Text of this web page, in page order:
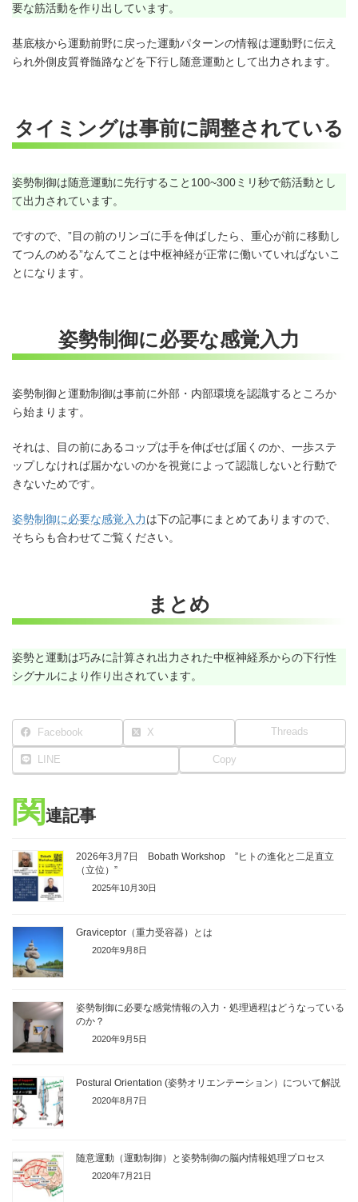
要な筋活動を作り出しています。
基底核から運動前野に戻った運動パターンの情報は運動野に伝え
られ外側皮質脊髄路などを下行し随意運動として出力されます。
タイミングは事前に調整されている
姿勢制御は随意運動に先行すること100~300ミリ秒で筋活動とし
て出力されています。
ですので、”目の前のリンゴに手を伸ばしたら、重心が前に移動し
てつんのめる”なんてことは中枢神経が正常に働いていればないこ
とになります。
姿勢制御に必要な感覚入力
姿勢制御と運動制御は事前に外部・内部環境を認識するところか
ら始まります。
それは、目の前にあるコップは手を伸ばせば届くのか、一歩ステ
ップしなければ届かないのかを視覚によって認識しないと行動で
きないためです。
姿勢制御に必要な感覚入力は下の記事にまとめてありますので、
そちらも合わせてご覧ください。
まとめ
姿勢と運動は巧みに計算され出力された中枢神経系からの下行性
シグナルにより作り出されています。
Facebook X Threads
LINE Copy
関連記事
2026年3月7日 Bobath Workshop ”ヒトの進化と二足直立
（立位）”
2025年10月30日
Graviceptor（重力受容器）とは
2020年9月8日
姿勢制御に必要な感覚情報の入力・処理過程はどうなっている
のか？
2020年9月5日
Postural Orientation (姿勢オリエンテーション）について解説
2020年8月7日
随意運動（運動制御）と姿勢制御の脳内情報処理プロセス
2020年7月21日